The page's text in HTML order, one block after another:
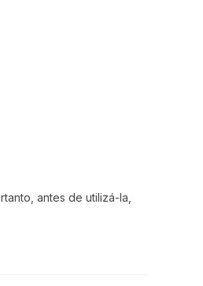
antes de utilizá-la,